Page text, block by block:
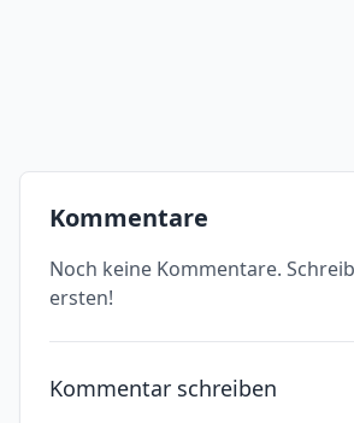
Kommentare
Noch keine Kommentare.
ersten!
Kommentar schreiben